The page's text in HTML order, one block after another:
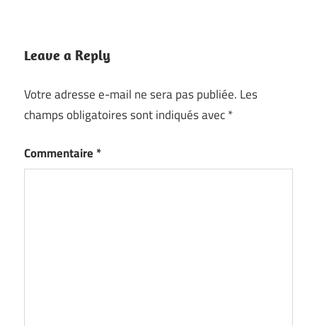
Leave a Reply
Votre adresse e-mail ne sera pas publiée. Les
champs obligatoires sont indiqués avec*
Commentaire *